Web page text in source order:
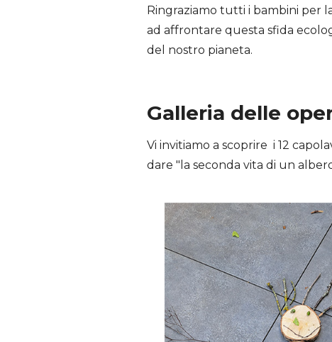
Ringraziamo tutti i bambini per
ad affrontare questa sfida
del nostro pianeta.
Galleria delle
Vi invitiamo a scoprire i 12
dare "la seconda vita di un